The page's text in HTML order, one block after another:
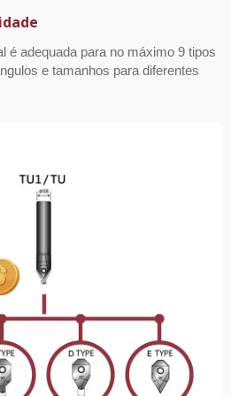
é adequada para no máximo 9 tipos
e tamanhos para diferentes